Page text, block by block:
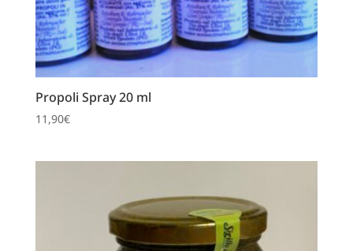
Propoli Spray 20 ml
11,90€